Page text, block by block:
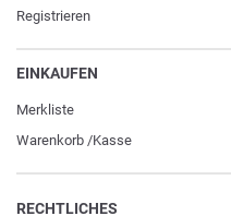
Registrieren
EINKAUFEN
Merkliste
Warenkorb /Kasse
RECHTLICHES